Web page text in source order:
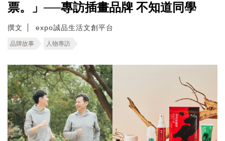
票。」──專訪插畫品牌 不知道同學
撰文 expo誠品生活文創平台
品牌故事 人物專訪